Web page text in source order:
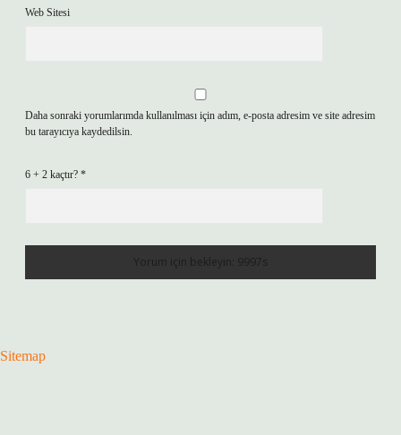
Web Sitesi
Daha sonraki yorumlarımda kullanılması için adım, e-posta adresim ve site adresim
bu tarayıcıya kaydedilsin.
6 + 2 kaçtır? *
Sitemap